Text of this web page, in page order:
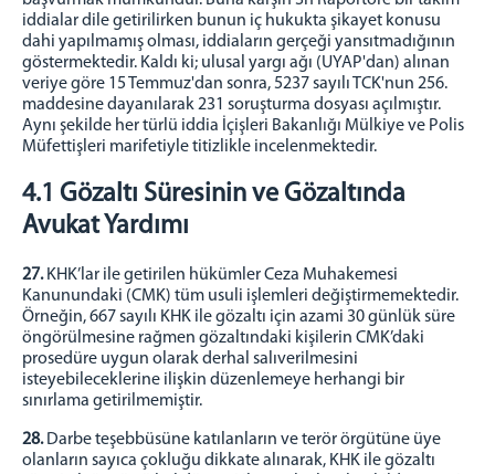
iddialar dile getirilirken bunun iç hukukta şikayet konusu
dahi yapılmamış olması, iddiaların gerçeği yansıtmadığının
göstermektedir. Kaldı ki; ulusal yargı ağı (UYAP'dan) alınan
veriye göre 15 Temmuz'dan sonra, 5237 sayılı TCK'nun 256.
maddesine dayanılarak 231 soruşturma dosyası açılmıştır.
Aynı şekilde her türlü iddia İçişleri Bakanlığı Mülkiye ve Polis
Müfettişleri marifetiyle titizlikle incelenmektedir.
4.1 Gözaltı Süresinin ve Gözaltında
Avukat Yardımı
27.KHK’lar ile getirilen hükümler Ceza Muhakemesi
Kanunundaki (CMK) tüm usuli işlemleri değiştirmemektedir.
Örneğin, 667 sayılı KHK ile gözaltı için azami 30 günlük süre
öngörülmesine rağmen gözaltındaki kişilerin CMK’daki
prosedüre uygun olarak derhal salıverilmesini
isteyebileceklerine ilişkin düzenlemeye herhangi bir
sınırlama getirilmemiştir.
28.Darbe teşebbüsüne katılanların ve terör örgütüne üye
olanların sayıca çokluğu dikkate alınarak, KHK ile gözaltı